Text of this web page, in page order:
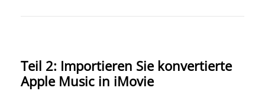
Teil 2: Importieren Sie konvertierte
Apple Music in iMovie